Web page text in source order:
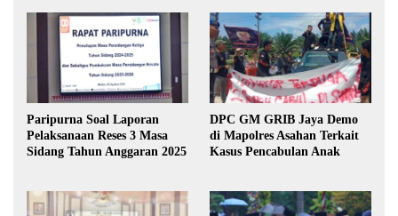
Paripurna Soal Laporan
Pelaksanaan Reses 3 Masa
Sidang Tahun Anggaran 2025
DPC GM GRIB Jaya Demo
di Mapolres Asahan Terkait
Kasus Pencabulan Anak